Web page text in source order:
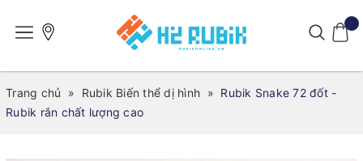
Trang chủ » Rubik Biến thể dị hình » Rubik Snake 72 đốt -
Rubik rắn chất lượng cao